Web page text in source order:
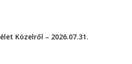
Közelről – 2026.07.31.